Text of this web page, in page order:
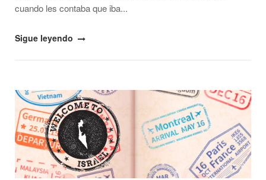
cuando les contaba que iba...
"Seguridad
seguro?"
Sigue leyendo
Open post